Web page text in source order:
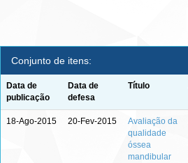
Conjunto de itens:
Data de
publicação
Data de
defesa
Título
18-Ago-2015 20-Fev-2015
Avaliação da
qualidade
óssea
mandibular